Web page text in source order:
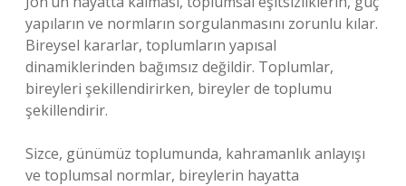
yapıların ve normların sorgulanmasını zorunlu kılar.
Bireysel kararlar, toplumların yapısal
dinamiklerinden bağımsız değildir. Toplumlar,
bireyleri şekillendirirken, bireyler de toplumu
şekillendirir.
Sizce, günümüz toplumunda, kahramanlık anlayışı
ve toplumsal normlar, bireylerin hayatta